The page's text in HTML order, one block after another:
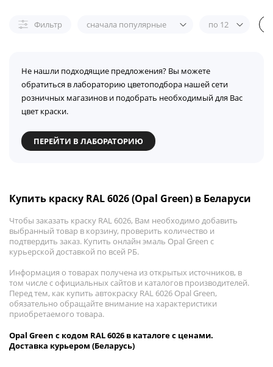
Фильтр сначала популярные по 12
Не нашли подходящие предложения? Вы можете
обратиться в лабораторию цветоподбора нашей сети
розничных магазинов и подобрать необходимый для Вас
цвет краски.
ПЕРЕЙТИ В ЛАБОРАТОРИЮ
Купить краску RAL 6026 (Opal Green) в Беларуси
Чтобы заказать краску RAL 6026, Вам необходимо добавить
выбранный товар в корзину, проверить количество и
подтвердить заказ. Купить онлайн эмаль Opal Green с
курьерской доставкой по всей РБ.
Информация о товарах получена из открытых источников, в
том числе с официальных сайтов и каталогов производителей.
Перед тем, как купить автокраску RAL 6026 Opal Green,
обязательно обращайте внимание на характеристики
приобретаемого товара.
Opal Green с кодом RAL 6026 в каталоге с ценами.
Доставка курьером (Беларусь)